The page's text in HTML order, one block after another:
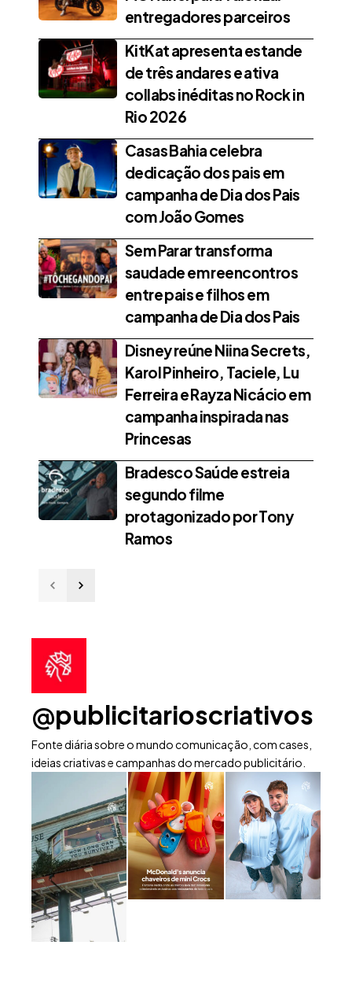
entregadores parceiros
KitKat apresenta estande
de três andares e ativa
collabs inéditas no Rock in
Rio 2026
Casas Bahia celebra
dedicação dos pais em
campanha de Dia dos Pais
com João Gomes
Sem Parar transforma
saudade em reencontros
entre pais e filhos em
campanha de Dia dos Pais
Disney reúne Niina Secrets,
Karol Pinheiro, Taciele, Lu
Ferreira e Rayza Nicácio em
campanha inspirada nas
Princesas
Bradesco Saúde estreia
segundo filme
protagonizado por Tony
Ramos
@publicitarioscriativos
Fonte diária sobre o mundo comunicação, com cases,
ideias criativas e campanhas do mercado publicitário.